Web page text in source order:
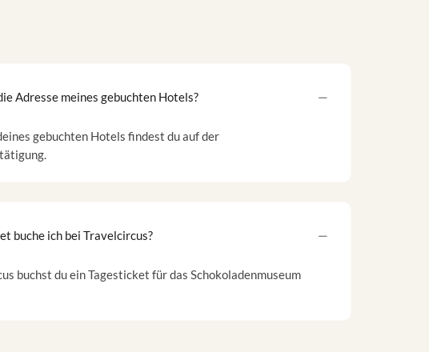
Adresse meines gebuchten Hotels?
gebuchten Hotels findest du auf der
buche ich bei Travelcircus?
buchst du ein Tagesticket für das Schokoladenmuseum